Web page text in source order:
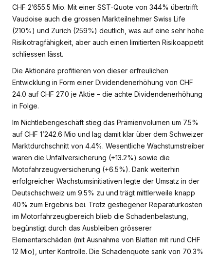
CHF 2’655.5 Mio. Mit einer SST-Quote von 344% übertrifft
Vaudoise auch die grossen Markteilnehmer Swiss Life
(210%) und Zurich (259%) deutlich, was auf eine sehr hohe
Risikotragfähigkeit, aber auch einen limitierten Risikoappetit
schliessen lässt.
Die Aktionäre profitieren von dieser erfreulichen
Entwicklung in Form einer Dividendenerhöhung von CHF
24.0 auf CHF 27.0 je Aktie – die achte Dividendenerhöhung
in Folge.
Im Nichtlebengeschäft stieg das Prämienvolumen um 7.5%
auf CHF 1’242.6 Mio und lag damit klar über dem Schweizer
Marktdurchschnitt von 4.4%. Wesentliche Wachstumstreiber
waren die Unfallversicherung (+13.2%) sowie die
Motofahrzeugversicherung (+6.5%). Dank weiterhin
erfolgreicher Wachstumsinitiativen legte der Umsatz in der
Deutschschweiz um 9.5% zu und trägt mittlerweile knapp
40% zum Ergebnis bei. Trotz gestiegener Reparaturkosten
im Motorfahrzeugbereich blieb die Schadenbelastung,
begünstigt durch das Ausbleiben grösserer
Elementarschäden (mit Ausnahme von Blatten mit rund CHF
12 Mio), unter Kontrolle. Die Schadenquote sank von 70.3%